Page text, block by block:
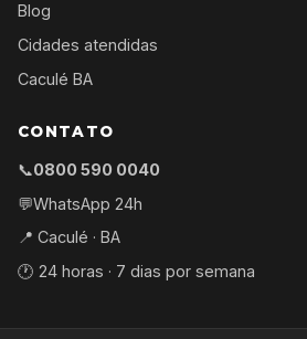
Blog
Cidades atendidas
Caculé BA
CONTATO
📞0800 590 0040
💬WhatsApp 24h
📍 Caculé · BA
🕐 24 horas · 7 dias por semana